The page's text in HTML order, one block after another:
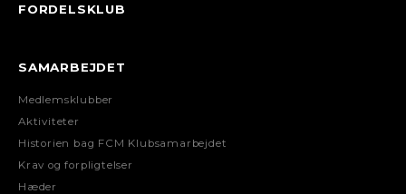
FORDELSKLUB
SAMARBEJDET
Medlemsklubber
Aktiviteter
Historien bag FCM Klubsamarbejdet
Krav og forpligtelser
Hæder